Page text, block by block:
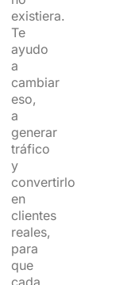
existiera.
Te
ayudo
a
cambiar
eso,
a
generar
tráfico
y
convertirlo
en
clientes
reales,
para
que
cada